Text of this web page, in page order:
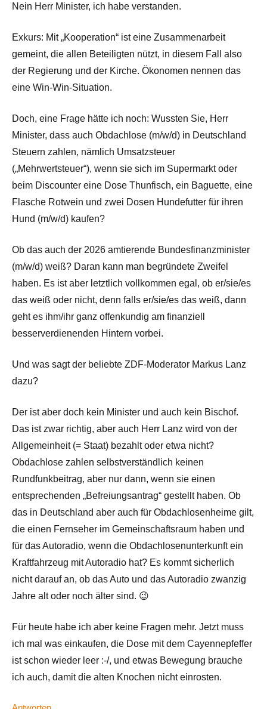
Nein Herr Minister, ich habe verstanden.
Exkurs: Mit „Kooperation“ ist eine Zusammenarbeit
gemeint, die allen Beteiligten nützt, in diesem Fall also
der Regierung und der Kirche. Ökonomen nennen das
eine Win-Win-Situation.
Doch, eine Frage hätte ich noch: Wussten Sie, Herr
Minister, dass auch Obdachlose (m/w/d) in Deutschland
Steuern zahlen, nämlich Umsatzsteuer
(„Mehrwertsteuer“), wenn sie sich im Supermarkt oder
beim Discounter eine Dose Thunfisch, ein Baguette, eine
Flasche Rotwein und zwei Dosen Hundefutter für ihren
Hund (m/w/d) kaufen?
Ob das auch der 2026 amtierende Bundesfinanzminister
(m/w/d) weiß? Daran kann man begründete Zweifel
haben. Es ist aber letztlich vollkommen egal, ob er/sie/es
das weiß oder nicht, denn falls er/sie/es das weiß, dann
geht es ihm/ihr ganz offenkundig am finanziell
besserverdienenden Hintern vorbei.
Und was sagt der beliebte ZDF-Moderator Markus Lanz
dazu?
Der ist aber doch kein Minister und auch kein Bischof.
Das ist zwar richtig, aber auch Herr Lanz wird von der
Allgemeinheit (= Staat) bezahlt oder etwa nicht?
Obdachlose zahlen selbstverständlich keinen
Rundfunkbeitrag, aber nur dann, wenn sie einen
entsprechenden „Befreiungsantrag“ gestellt haben. Ob
das in Deutschland aber auch für Obdachlosenheime gilt,
die einen Fernseher im Gemeinschaftsraum haben und
für das Autoradio, wenn die Obdachlosenunterkunft ein
Kraftfahrzeug mit Autoradio hat? Es kommt sicherlich
nicht darauf an, ob das Auto und das Autoradio zwanzig
Jahre alt oder noch älter sind. 😉
Für heute habe ich aber keine Fragen mehr. Jetzt muss
ich mal was einkaufen, die Dose mit dem Cayennepfeffer
ist schon wieder leer :-/, und etwas Bewegung brauche
ich auch, damit die alten Knochen nicht einrosten.